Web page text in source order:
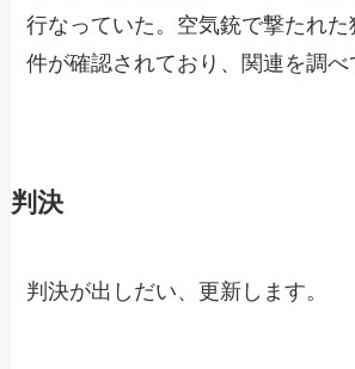
行なっていた。空気銃で撃たれた
件が確認されており、関連を調べ
判決
判決が出しだい、更新します。